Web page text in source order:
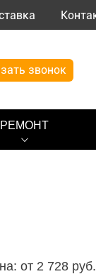
звонок
РЕМОНТ
от 2 728 руб.